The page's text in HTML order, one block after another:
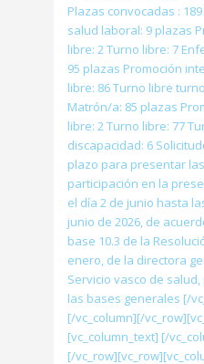
Plazas convocadas :
salud laboral: 9 plazas
libre: 2 Turno libre: 7
95 plazas Promoción
libre: 86 Turno libre
Matrón/a: 85 plazas
libre: 2 Turno libre: 77
discapacidad: 6
plazo para presentar
participación en la
el día 2 de junio hasta
junio de 2026, de
base 10.3 de la
enero, de la directora
Servicio vasco de
las bases generales [/
[/vc_column][/
[vc_column_text] [/
[/